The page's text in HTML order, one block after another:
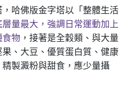
哈佛版金字塔以「整體生活
層量最大，強調日常運動加上
物 ，接著是全穀類、與大量
、大豆、優質蛋白質、健康
製澱粉與甜食，應少量攝